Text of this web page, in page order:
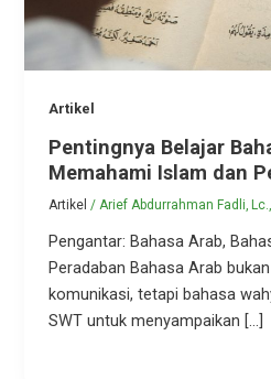
Artikel
Pentingnya Belajar
Memahami Islam dan
Artikel /Arief Abdurrahman Fadli, Lc.,
Pengantar: Bahasa Arab,
Peradaban Bahasa Arab
komunikasi, tetapi bahasa
SWT untuk menyampaikan […]